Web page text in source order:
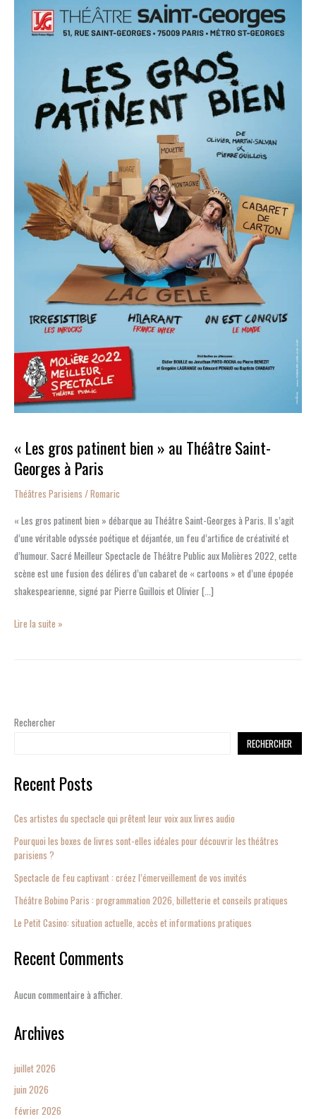
Rechercher
RECHERCHER
Recent Posts
Ces artistes du spectacle qui prêtent leur voix aux livres audio
Pourquoi les boxes de livres sont-elles idéales pour découvrir les théâtres
parisiens ?
Spectacle de feu captivant : créez l’émerveillement de vos invités
Théâtre Bobino Paris : programmation 2026, billetterie et conseils pratiques
Le Petit Casino: situation actuelle, accès et informations pratiques
Recent Comments
Aucun commentaire à afficher.
Archives
juillet 2026
juin 2026
février 2026
« Les gros patinent bien » au Théâtre Saint-
Georges à Paris
Théâtres Parisiens /Romaric
« Les gros patinent bien » débarque au Théâtre Saint-Georges à Paris. Il s’agit
d’une véritable odyssée poétique et déjantée, un feu d’artifice de créativité et
d’humour. Sacré Meilleur Spectacle de Théâtre Public aux Molières 2022, cette
scène est une fusion des délires d’un cabaret de « cartoons » et d’une épopée
shakespearienne, signé par Pierre Guillois et Olivier […]
patinent
bien »
Georges
Lire la suite »